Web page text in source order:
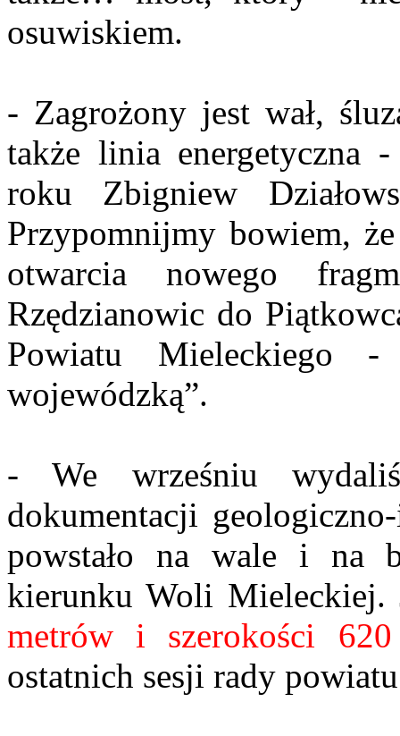
osuwiskiem.
- Zagrożony jest wał,
także linia energetyczna
roku Zbigniew
Przypomnijmy bowiem,
otwarcia nowego
Rzędzianowic do
Powiatu Mieleckiego
wojewódzką”.
- We wrześniu
dokumentacji
powstało na wale i na
kierunku Woli
metrów i szerokości
ostatnich sesji rady